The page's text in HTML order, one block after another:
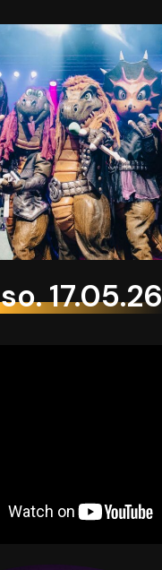
so. 17.05.26